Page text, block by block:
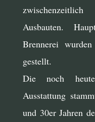
Ausbauten.
Brennerei
gestellt.
Die noch
Ausstattung
und 30er Jahren